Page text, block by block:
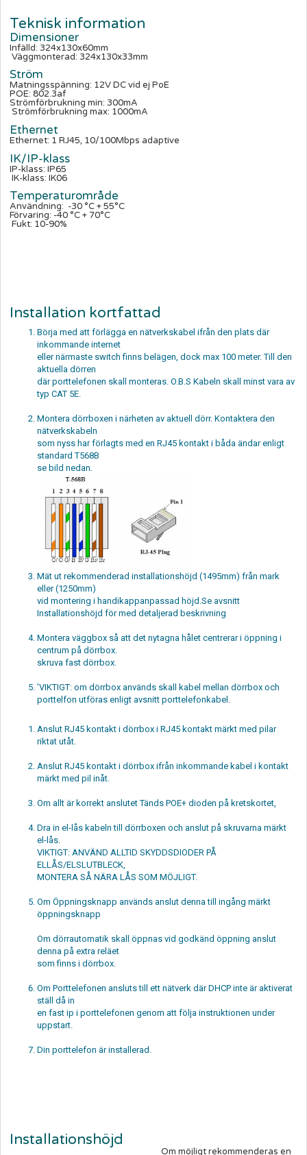
Teknisk information
Dimensioner
Infälld: 324x130x60mm
Väggmonterad: 324x130x33mm
Ström
Matningsspänning: 12V DC vid ej PoE
POE: 802.3af
Strömförbrukning min: 300mA
Strömförbrukning max: 1000mA
Ethernet
Ethernet: 1 RJ45, 10/100Mbps adaptive
IK/IP-klass
IP-klass: IP65
IK-klass: IK06
Temperaturområde
Användning: -30 °C + 55°C
Förvaring: -40°C + 70°C
Fukt: 10-90%
Installation kortfattad
Börja med att förlägga en nätverkskabel ifrån den plats där
inkommande internet
eller närmaste switch finns belägen, dock max 100 meter. Till den
aktuella dörren
där porttelefonen skall monteras. O.B.S Kabeln skall minst vara av
typ CAT 5E.
Montera dörrboxen i närheten av aktuell dörr. Kontaktera den
nätverkskabeln
som nyss har förlagts med en RJ45 kontakt i båda ändar enligt
standard T568B
se bild nedan.
Mät ut rekommenderad installationshöjd (1495mm) från mark
eller (1250mm)
vid montering i handikappanpassad höjd.Se avsnitt
Installationshöjd för med detaljerad beskrivning
Montera väggbox så att det nytagna hålet centrerar i öppning i
centrum på dörrbox.
skruva fast dörrbox.
’VIKTIGT: om dörrbox används skall kabel mellan dörrbox och
porttelfon utföras enligt avsnitt porttelefonkabel.
Anslut RJ45 kontakt i dörrbox i RJ45 kontakt märkt med pilar
riktat utåt.
Anslut RJ45 kontakt i dörrbox ifrån inkommande kabel i kontakt
märkt med pil inåt.
Om allt är korrekt anslutet Tänds POE+ dioden på kretskortet,
Dra in el-lås kabeln till dörrboxen och anslut på skruvarna märkt
el-lås.
VIKTIGT: ANVÄND ALLTID SKYDDSDIODER PÅ
ELLÅS/ELSLUTBLECK,
MONTERA SÅ NÄRA LÅS SOM MÖJLIGT.
Om Öppningsknapp används anslut denna till ingång märkt
öppningsknapp
Om dörrautomatik skall öppnas vid godkänd öppning anslut
denna på extra reläet
som finns i dörrbox.
Om Porttelefonen ansluts till ett nätverk där DHCP inte är aktiverat
ställ då in
en fast ip i porttelefonen genom att följa instruktionen under
uppstart.
Din porttelefon är installerad.
Installationshöjd
Om möjligt rekommenderas en